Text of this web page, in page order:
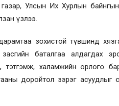
Улсын Их Хурлын
үзлээ.
зохистой түвшинд
баталгаа алдагдах
халамжийн орлого
доройтол зэрэг